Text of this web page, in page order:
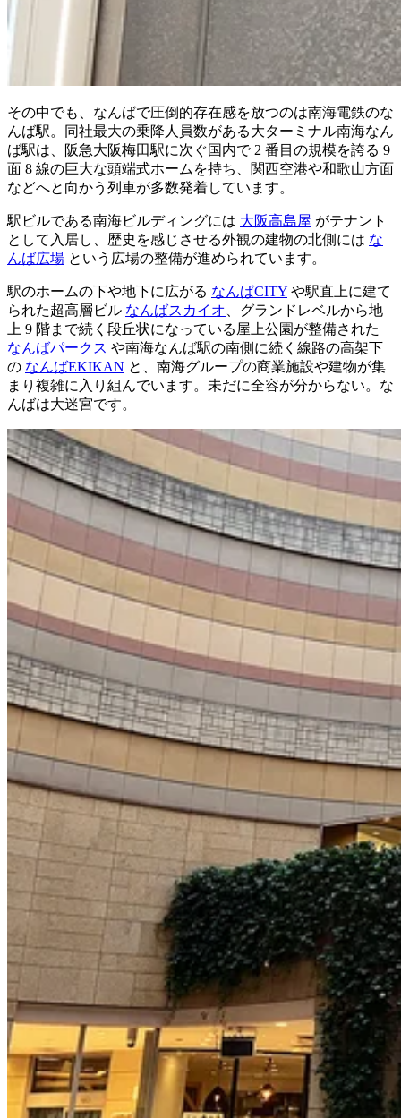
その中でも、なんばで圧倒的存在感を放つのは南海電鉄のな
んば駅。同社最大の乗降人員数がある大ターミナル南海なん
ば駅は、阪急大阪梅田駅に次ぐ国内で 2 番目の規模を誇る 9
面 8 線の巨大な頭端式ホームを持ち、関西空港や和歌山方面
などへと向かう列車が多数発着しています。
駅ビルである南海ビルディングには 大阪高島屋 がテナント
として入居し、歴史を感じさせる外観の建物の北側には な
んば広場 という広場の整備が進められています。
駅のホームの下や地下に広がる なんばCITY や駅直上に建て
られた超高層ビル なんばスカイオ 、グランドレベルから地
上 9 階まで続く段丘状になっている屋上公園が整備された
なんばパークス や南海なんば駅の南側に続く線路の高架下
の なんばEKIKAN と、南海グループの商業施設や建物が集
まり複雑に入り組んでいます。未だに全容が分からない。な
んばは大迷宮です。